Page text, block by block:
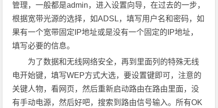
管理，一般都是admin，进入设置向导，在过去的一步，
根据宽带光源的选择，如ADSL，填写用户名和密码，如
果有一个宽带固定IP地址或是没有一个固定的IP地址，
填写必要的信息。
为了数据和无线网络安全，再到里面列的特殊无线
电开始键，填写WEP方式大选，要设置键即可，注意的
关键人物，看网页，然后重新启动路由在路由里面，没
有手动电源，然后好吧，搜索到路由信号输入。所有OK